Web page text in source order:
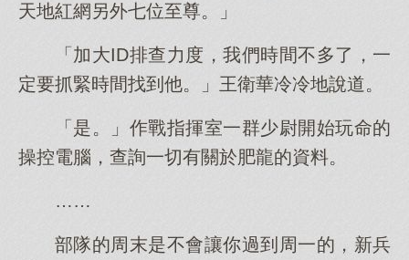
天地紅網另外七位至尊。」
「加大ID排查力度，我們時間不多了，一
定要抓緊時間找到他。」王衛華冷冷地說道。
「是。」作戰指揮室一群少尉開始玩命的
操控電腦，查詢一切有關於肥龍的資料。
……
部隊的周末是不會讓你過到周一的，新兵